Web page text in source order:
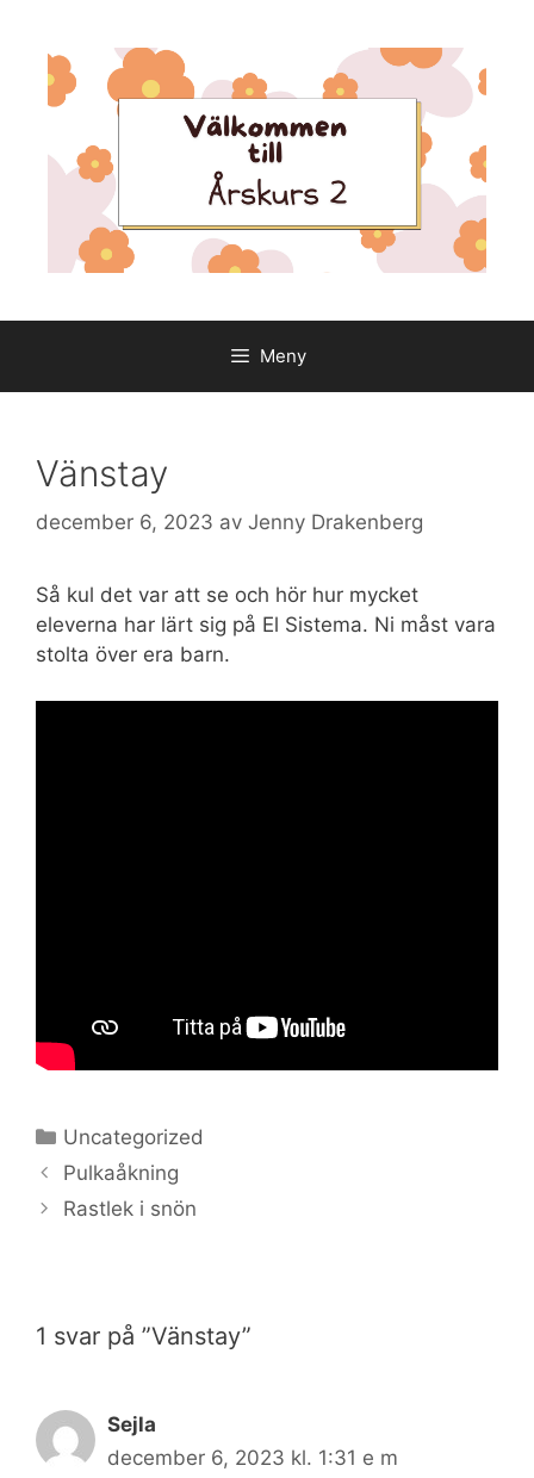
innehåll
Meny
Vänstay
december 6, 2023 av Jenny Drakenberg
Så kul det var att se och hör hur mycket
eleverna har lärt sig på El Sistema. Ni måst vara
stolta över era barn.
Kategorier
Uncategorized
Pulkaåkning
Rastlek i snön
1 svar på ”Vänstay”
Sejla
december 6, 2023 kl. 1:31 e m